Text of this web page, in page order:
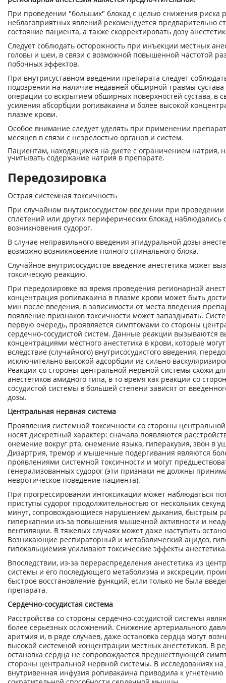
При проведении "больших" блокад с целью снижения риска
неблагоприятных явлений рекомендуется предварительно
состояние пациента, а также скорректировать дозу
Следует соблюдать осторожность при инъекции местных
головы и шеи, в связи с возможной повышенной частотой
побочных эффектов.
При внутрисуставном введении препарата следует
подозрении на наличие недавней обширной травмы сустава
операции со вскрытием обширных поверхностей сустава, в
усиления абсорбции ропивакаина и более высокой
плазме крови.
Особое внимание следует уделять при применении
месяцев в связи с незрелостью органов и систем.
Пациентам, находящимся на диете с ограничением натрия,
учитывать содержание натрия в препарате.
Передозировка
Острая системная токсичность
При случайном внутрисосудистом введении при
сплетений или других периферических блокад наблюдались
возникновения судорог.
В случае неправильного введения эпидуральной дозы
возможно возникновение полного спинального блока.
Случайное внутрисосудистое введение анестетика может
токсическую реакцию.
При передозировке во время проведения регионарной
концентрация ропивакаина в плазме крови может быть
мин после введения, в зависимости от места введения
появление признаков токсичности может запаздывать.
первую очередь, проявляется симптомами со стороны
сердечно-сосудистой систем. Данные реакции вызываются
концентрациями местного анестетика в крови, которые
вследствие (случайного) внутрисосудистого введения,
исключительно высокой адсорбции из сильно
Реакции со стороны центральной нервной системы схожи
анестетиков амидного типа, в то время как реакции со
сосудистой системы в большей степени зависят от
дозы.
Центральная нервная система
Проявления системной токсичности со стороны
носят дискретный характер: сначала появляются
онемение вокруг рта, онемение языка, гиперакузия, звон в
Дизартрия, тремор и мышечные подергивания являются
проявлениями системной токсичности и могут
генерализованных судорог (эти признаки не должны
невротическое поведение пациента).
При прогрессировании интоксикации может наблюдаться
приступы судорог продолжительностью от нескольких
минут, сопровождающиеся нарушением дыхания, быстрым
гиперкапнии из-за повышения мышечной активности и
вентиляции. В тяжелых случаях может даже наступить
Возникающие респираторный и метаболический ацидоз,
гипокальциемия усиливают токсические эффекты
Впоследствии, из-за перераспределения анестетика из
системы и его последующего метаболизма и экскреции,
быстрое восстановление функций, если только не была
препарата.
Сердечно-сосудистая система
Расстройства со стороны сердечно-сосудистой системы
более серьезных осложнений. Снижение артериального
аритмия и, в ряде случаев, даже остановка сердца могут
высокой системной концентрации местных анестетиков. В
остановка сердца не сопровождается предшествующей
стороны центральной нервной системы. В исследованиях на
внутривенная инфузия ропивакаина приводила к